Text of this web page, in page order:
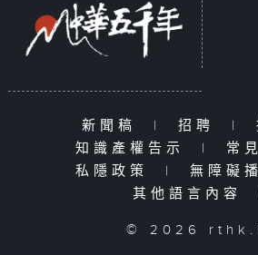
新聞稿 | 招聘 |
知識產權告示
| 常
私隱政策
| 無障礙
其他語言內容
© 2026